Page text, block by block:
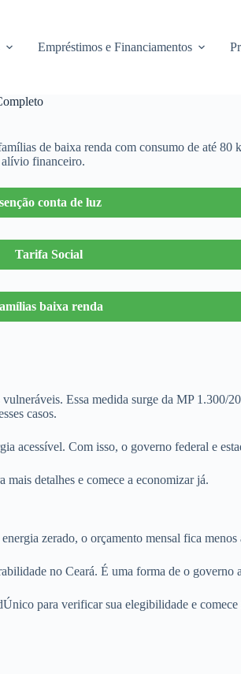
Empréstimos e Financiamentos
de baixa renda com consumo de até
alívio financeiro.
conta de luz
Tarifa Social
baixa renda
Essa medida surge da MP 1.300/
casos.
acessível. Com isso, o governo federal e
mais detalhes e comece a economizar já.
zerado, o orçamento mensal fica
no Ceará. É uma forma de o governo
para verificar sua elegibilidade e